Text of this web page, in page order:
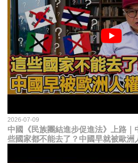
2026-07-09
中國《民族團結進步促進法》上路｜
些國家都不能去了？中國早就被歐洲